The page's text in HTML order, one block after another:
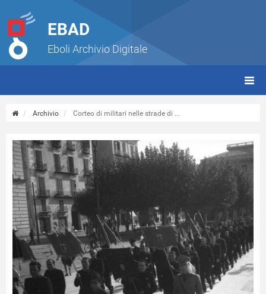
EBAD
Eboli Archivio Digitale
Archivio Corteo di militari nelle strade di ...